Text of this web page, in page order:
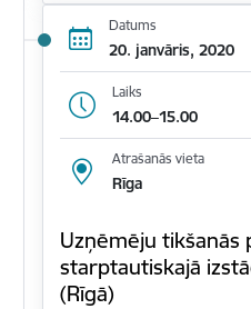
Datums
20. janvāris, 2020
Laiks
14.00–15.00
Atrašanās vieta
Rīga
Uzņēmēju tikšanās
starptautiskajā
(Rīgā)